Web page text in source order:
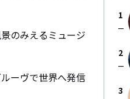
のみえるミュージ
ーヴで世界へ発信
1
check_indeterminate_small
2
check_indeterminate_small
3